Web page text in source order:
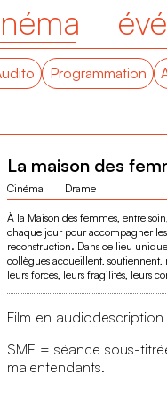
Programmation
La maison des
Cinéma Drame
À la Maison des femmes, entre
chaque jour pour accompagner
reconstruction. Dans ce lieu
collègues accueillent,
leurs forces, leurs fragilités, leurs
Film en
SME = séance sous-
malentendants.